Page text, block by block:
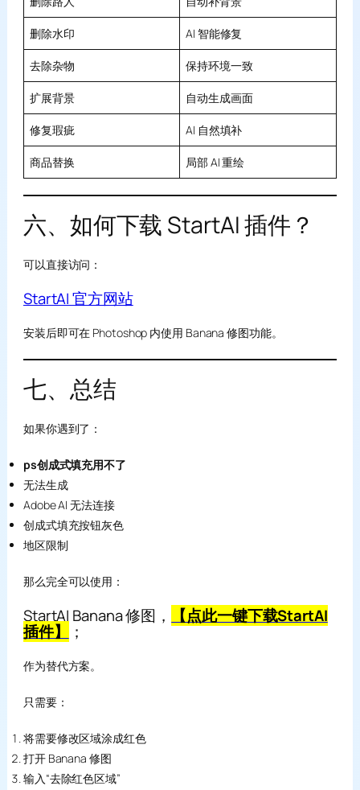
删除水印 AI 智能修复
去除杂物 保持环境一致
扩展背景 自动生成画面
修复瑕疵 AI 自然填补
商品替换 局部 AI 重绘
六、如何下载 StartAI 插件？
可以直接访问：
StartAI 官方网站
安装后即可在 Photoshop 内使用 Banana 修图功能。
七、总结
如果你遇到了：
ps创成式填充用不了
无法生成
Adobe AI 无法连接
创成式填充按钮灰色
地区限制
那么完全可以使用：
StartAI Banana 修图 ， 【点此一键下载StartAI
插件】 ；
作为替代方案。
只需要：
将需要修改区域涂成红色
打开 Banana 修图
输入“去除红色区域”